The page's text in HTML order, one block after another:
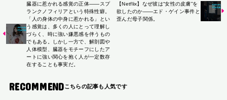
臓器に惹かれる感覚の正体――スプ
ランクノフィリアという特殊性癖。
「人の身体の中身に惹かれる」とい
う感覚は、多くの人にとって理解し
づらく、時に強い嫌悪感を伴うもの
でもある。しかし一方で、解剖図や
人体模型、臓器をモチーフにしたア
ートに強い関心を抱く人が一定数存
在することも事実だ。
【Netflix】なぜ彼は“女性の皮膚”を
欲したのか――エド・ゲイン事件と
歪んだ母子関係。
RECOMMEND